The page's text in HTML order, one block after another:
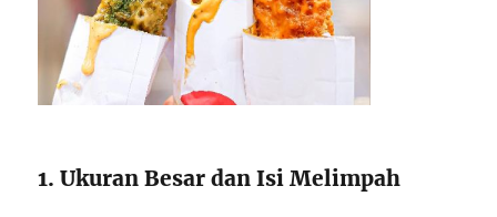
1. Ukuran Besar dan Isi Melimpah